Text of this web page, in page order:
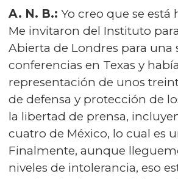
A. N. B.: Yo creo que se está
Me invitaron del Instituto
Abierta de Londres para una
conferencias en Texas y
representación de unos
de defensa y protección de
la libertad de prensa,
cuatro de México, lo cual es
Finalmente, aunque
niveles de intolerancia, eso